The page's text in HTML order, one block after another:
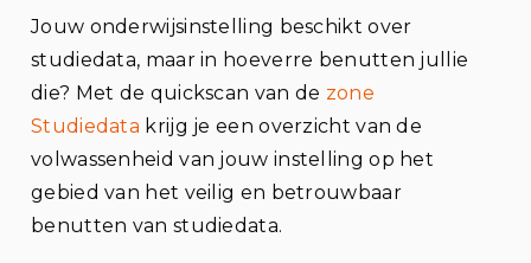
Jouw onderwijsinstelling beschikt over
studiedata, maar in hoeverre benutten jullie
die? Met de quickscan van de zone
Studiedata krijg je een overzicht van de
volwassenheid van jouw instelling op het
gebied van het veilig en betrouwbaar
benutten van studiedata.